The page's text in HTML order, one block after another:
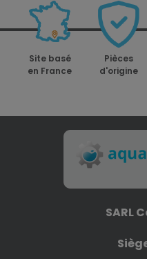
Site basé
en France
Pièces
d'origine
SARL